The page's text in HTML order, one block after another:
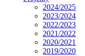
2024/2025
2023/2024
2022/2023
2021/2022
2020/2021
2019/2020